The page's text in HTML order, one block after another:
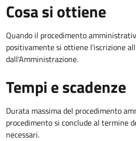
Cosa si ottiene
Quando il procedimento
positivamente si ottiene l'iscrizione
dall'Amministrazione.
Tempi e scadenze
Durata massima del procedimento
procedimento si conclude al termine
necessari.